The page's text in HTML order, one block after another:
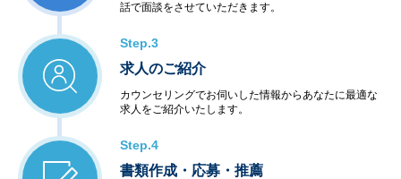
話で面談をさせていただきます。
Step.3
求人のご紹介
カウンセリングでお伺いした情報からあなたに最適な
求人をご紹介いたします。
Step.4
書類作成・応募・推薦